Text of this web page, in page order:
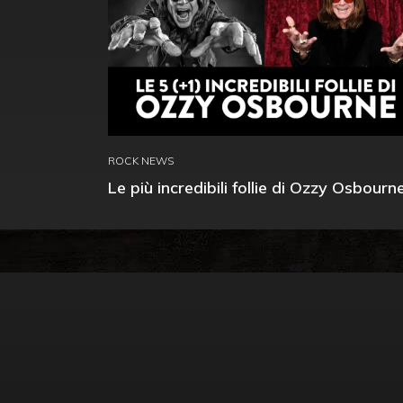
ROCK NEWS
Le più incredibili follie di Ozzy